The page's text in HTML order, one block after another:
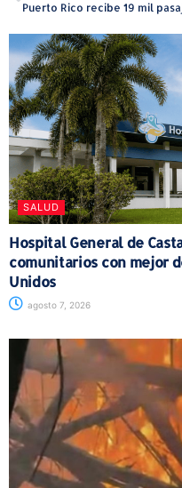
SALUD
Hospital General de
comunitarios con mejor
Unidos
agosto 7, 2026